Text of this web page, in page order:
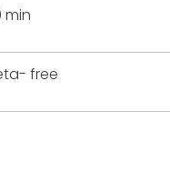
min
free